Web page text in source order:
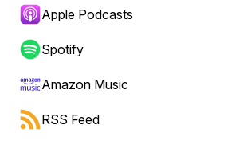
Apple Podcasts
Spotify
Amazon Music
RSS Feed